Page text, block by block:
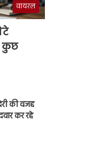
वायरल
कुछ
की वजह
कर रहे